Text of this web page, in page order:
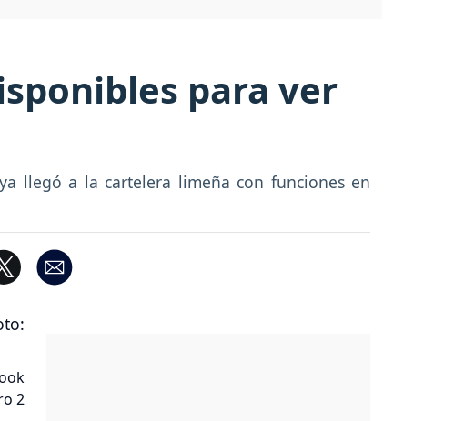
para ver
llegó a la cartelera limeña con funciones en
2